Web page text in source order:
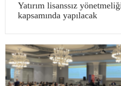
Yatırım lisanssız
kapsamında yapılacak